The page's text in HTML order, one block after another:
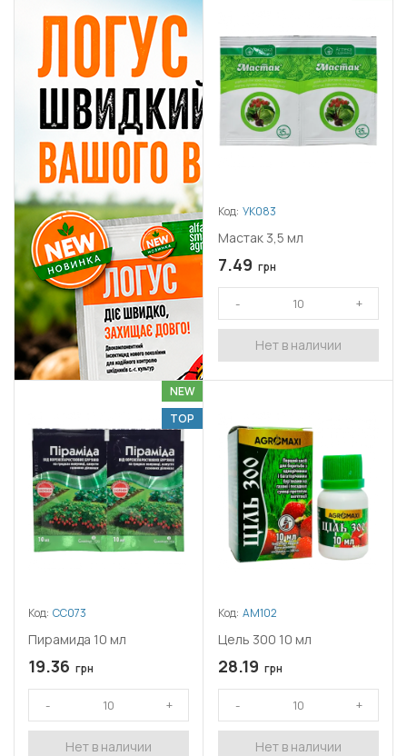
Код: УК083
Мастак 3,5 мл
7.49 грн
Нет в наличии
NEW
TOP
Код: СС073
Пирамида 10 мл
19.36 грн
Нет в наличии
Код: АМ102
Цель 300 10 мл
28.19 грн
Нет в наличии